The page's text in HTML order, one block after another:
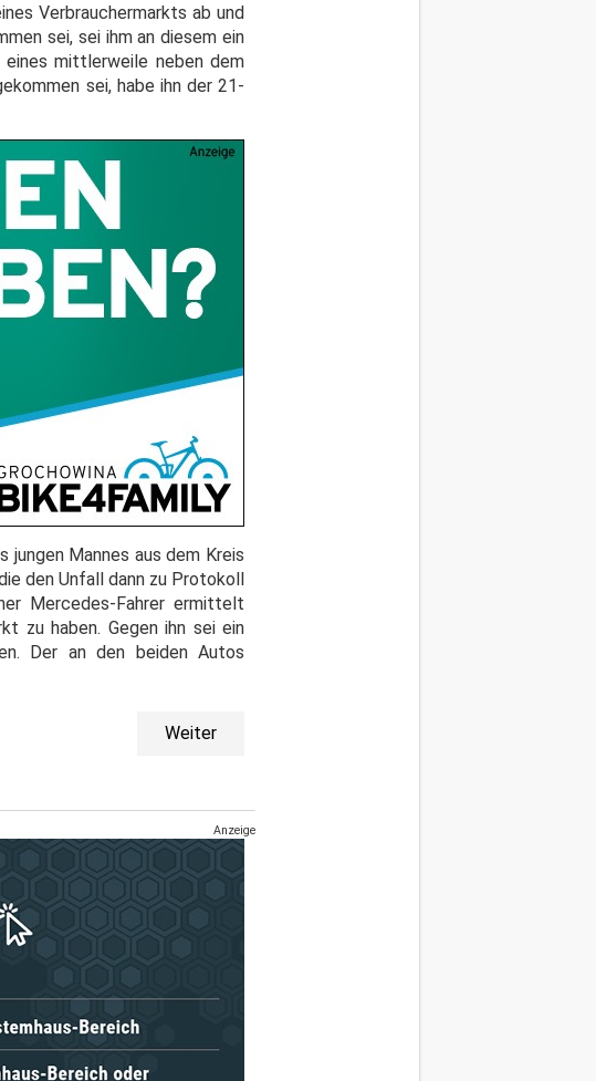
Verbrauchermarkts ab und
sei, sei ihm an diesem ein
eines mittlerweile neben dem
sei, habe ihn der 21-
jungen Mannes aus dem Kreis
den Unfall dann zu Protokoll
Mercedes-Fahrer ermittelt
zu haben. Gegen ihn sei ein
Der an den beiden Autos
Weiter
Anzeige